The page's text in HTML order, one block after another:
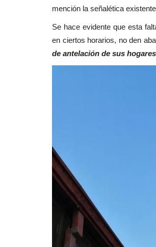
mención la señalética
Se hace evidente que esta
en ciertos horarios, no den
de antelación de sus